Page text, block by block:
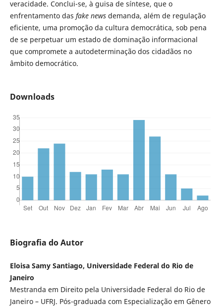
veracidade. Conclui-se, à guisa de síntese, que o
enfrentamento das fake newsdemanda, além de regulação
eficiente, uma promoção da cultura democrática, sob pena
de se perpetuar um estado de dominação informacional
que compromete a autodeterminação dos cidadãos no
âmbito democrático.
Downloads
Biografia do Autor
Eloisa Samy Santiago, Universidade Federal do Rio de
Janeiro
Mestranda em Direito pela Universidade Federal do Rio de
Janeiro – UFRJ. Pós-graduada com Especialização em Gênero